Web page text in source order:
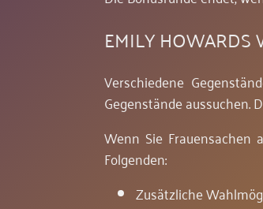
EMILY HOWARDS
Verschiedene
Gegenstände aussuchen.
Wenn Sie
Folgenden:
Zusätzliche